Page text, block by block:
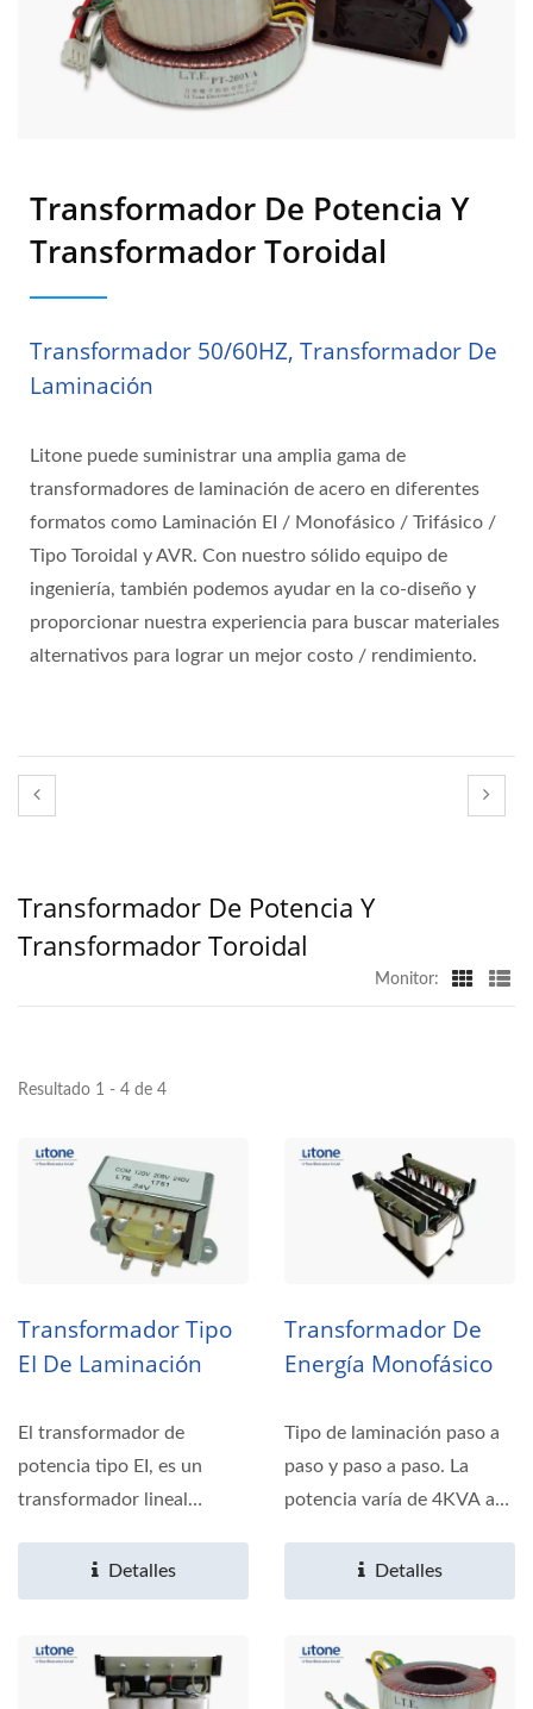
Transformador De Potencia Y
Transformador Toroidal
Transformador 50/60HZ, Transformador De
Laminación
Litone puede suministrar una amplia gama de
transformadores de laminación de acero en diferentes
formatos como Laminación EI / Monofásico / Trifásico /
Tipo Toroidal y AVR. Con nuestro sólido equipo de
ingeniería, también podemos ayudar en la co-diseño y
proporcionar nuestra experiencia para buscar materiales
alternativos para lograr un mejor costo / rendimiento.
Transformador De Potencia Y
Transformador Toroidal
Monitor:
Resultado 1 - 4 de 4
Transformador Tipo
EI De Laminación
El transformador de
potencia tipo EI, es un
transformador lineal
estructura...Detalles
Transformador De
Energía Monofásico
Tipo de laminación paso a
paso y paso a paso. La
potencia varía de 4KVA a
Detalles